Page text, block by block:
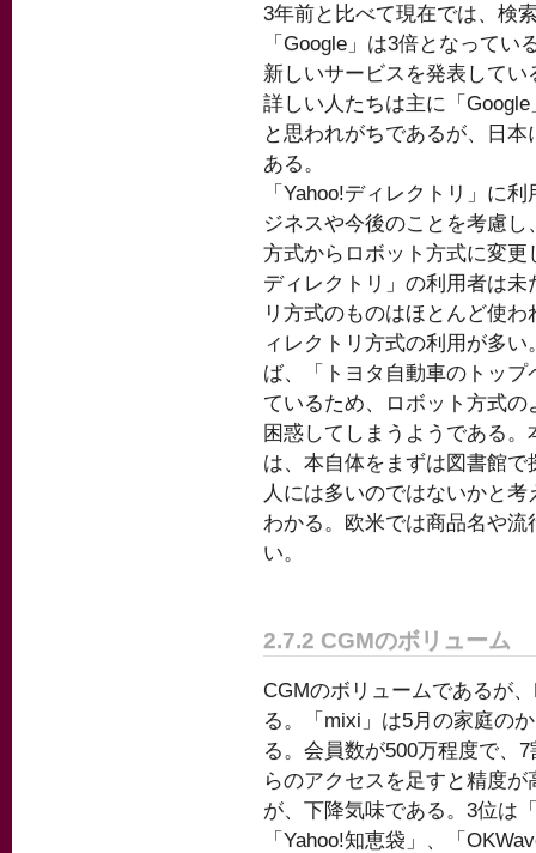
3年前と比べて現在では、検
「Google」は3倍となって
新しいサービスを発表して
詳しい人たちは主に「
と思われがちであるが、日
ある。
「Yahoo!ディレクトリ」に
ジネスや今後のことを考慮
方式からロボット方式に変
ディレクトリ」の利用者は
リ方式のものはほとんど使
ィレクトリ方式の利用が多
ば、「トヨタ自動車のトッ
ているため、ロボット方式
困惑してしまうようである
は、本自体をまずは図書館
人には多いのではないかと
わかる。欧米では商品名や
い。
2.7.2 CGMのボリューム
CGMのボリュームであるが
る。「mixi」は5月の家庭の
る。会員数が500万程度で、
らのアクセスを足すと精度
が、下降気味である。3位は
「Yahoo!知恵袋」、「